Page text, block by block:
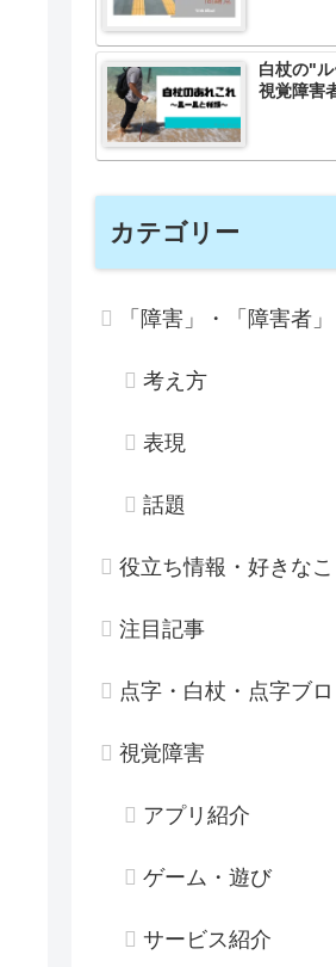
白杖の"
視覚障害
カテゴリー
「障害」・「障害者」
考え方
表現
話題
役立ち情報・好きなこ
注目記事
点字・白杖・点字ブロ
視覚障害
アプリ紹介
ゲーム・遊び
サービス紹介